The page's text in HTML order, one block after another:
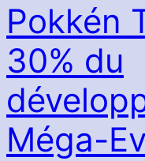
Pokkén
30% du
Méga-